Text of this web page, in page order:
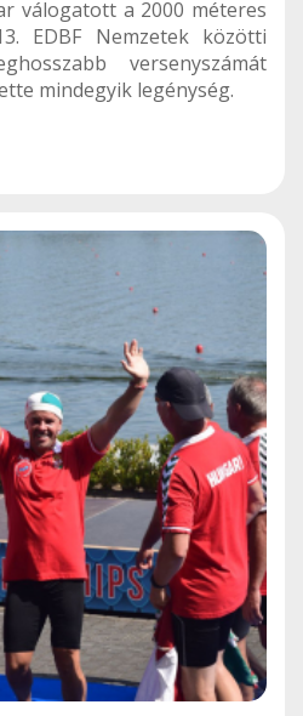
válogatott a 2000 méteres
EDBF Nemzetek közötti
versenyszámát
mindegyik legénység.